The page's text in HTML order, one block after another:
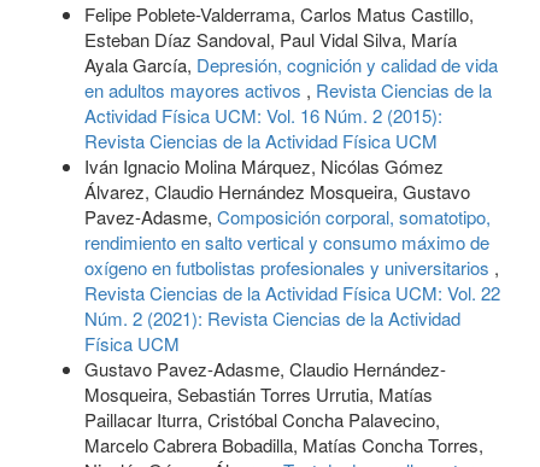
Felipe Poblete-Valderrama, Carlos Matus Castillo,
Esteban Díaz Sandoval, Paul Vidal Silva, María
Ayala García, Depresión, cognición y calidad de vida
en adultos mayores activos , Revista Ciencias de la
Actividad Física UCM: Vol. 16 Núm. 2 (2015):
Revista Ciencias de la Actividad Física UCM
Iván Ignacio Molina Márquez, Nicólas Gómez
Álvarez, Claudio Hernández Mosqueira, Gustavo
Pavez-Adasme, Composición corporal, somatotipo,
rendimiento en salto vertical y consumo máximo de
oxígeno en futbolistas profesionales y universitarios ,
Revista Ciencias de la Actividad Física UCM: Vol. 22
Núm. 2 (2021): Revista Ciencias de la Actividad
Física UCM
Gustavo Pavez-Adasme, Claudio Hernández-
Mosqueira, Sebastián Torres Urrutia, Matías
Paillacar Iturra, Cristóbal Concha Palavecino,
Marcelo Cabrera Bobadilla, Matías Concha Torres,